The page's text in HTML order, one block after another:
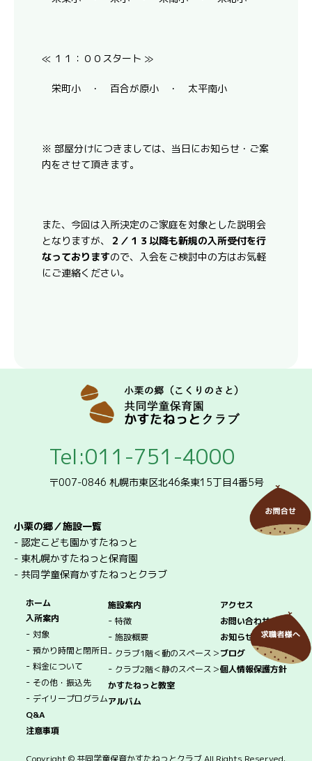
≪ １１：００スタート ≫
栄町小 ・ 百合が原小 ・ 太平南小
※ 部屋分けにつきましては、当日にお知らせ・ご案
内をさせて頂きます。
また、今回は入所決定のご家庭を対象とした説明会
となりますが、
２／１３以降も新規の入所受付を行
なっておりますので、入会をご検討中の方はお気軽
にご連絡ください。
Tel:011-751-4000
〒007-0846 札幌市東区北46条東15丁目4番5号
小栗の郷／施設一覧
- 認定こども園かすたねっと
- 東札幌かすたねっと保育園
- 共同学童保育かすたねっとクラブ
ホーム
入所案内
- 対象
- 預かり時間と閉所日
- 料金について
- その他・振込先
- デイリープログラム
Q&A
注意事項
施設案内
- 特徴
- 施設概要
- クラブ1階＜動のスペース＞
- クラブ2階＜静のスペース＞
かすたねっと教室
アルバム
アクセス
お問い合わせ
お知らせ
ブログ
個人情報保護方針